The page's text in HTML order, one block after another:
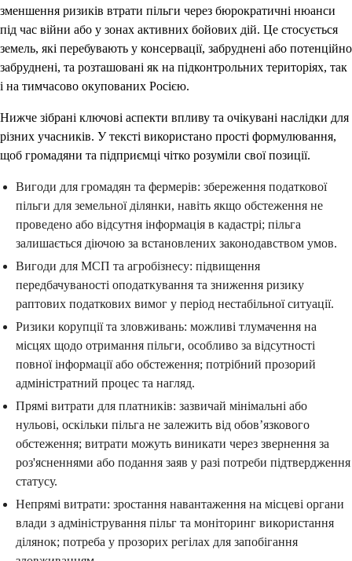
зменшення ризиків втрати пільги через бюрократичні нюанси
під час війни або у зонах активних бойових дій. Це стосується
земель, які перебувають у консервації, забруднені або потенційно
забруднені, та розташовані як на підконтрольних територіях, так
і на тимчасово окупованих Росією.
Нижче зібрані ключові аспекти впливу та очікувані наслідки для
різних учасників. У тексті використано прості формулювання,
щоб громадяни та підприємці чітко розуміли свої позиції.
Вигоди для громадян та фермерів: збереження податкової
пільги для земельної ділянки, навіть якщо обстеження не
проведено або відсутня інформація в кадастрі; пільга
залишається діючою за встановлених законодавством умов.
Вигоди для МСП та агробізнесу: підвищення
передбачуваності оподаткування та зниження ризику
раптових податкових вимог у період нестабільної ситуації.
Ризики корупції та зловживань: можливі тлумачення на
місцях щодо отримання пільги, особливо за відсутності
повної інформації або обстеження; потрібний прозорий
адміністратний процес та нагляд.
Прямі витрати для платників: зазвичай мінімальні або
нульові, оскільки пільга не залежить від обов’язкового
обстеження; витрати можуть виникати через звернення за
роз'ясненнями або подання заяв у разі потреби підтвердження
статусу.
Непрямі витрати: зростання навантаження на місцеві органи
влади з адміністрування пільг та моніторинг використання
ділянок; потреба у прозорих регілах для запобігання